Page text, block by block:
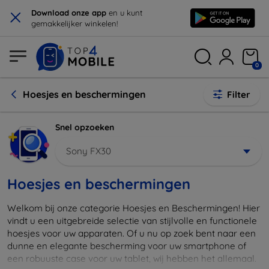
× Download onze app en u kunt
gemakkelijker winkelen!
0
Hoesjes en beschermingen Filter
Snel opzoeken
Sony FX30
Hoesjes en beschermingen
Welkom bij onze categorie Hoesjes en Beschermingen! Hier
vindt u een uitgebreide selectie van stijlvolle en functionele
hoesjes voor uw apparaten. Of u nu op zoek bent naar een
dunne en elegante bescherming voor uw smartphone of
een robuuste case voor uw tablet, wij hebben het allemaal.